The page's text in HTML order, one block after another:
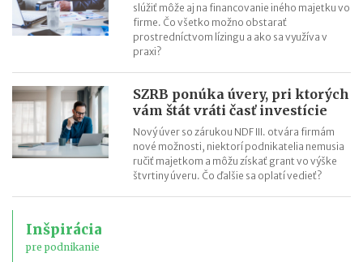
slúžiť môže aj na financovanie iného majetku vo
firme. Čo všetko možno obstarať
prostredníctvom lízingu a ako sa využíva v
praxi?
SZRB ponúka úvery, pri ktorých
vám štát vráti časť investície
Nový úver so zárukou NDF III. otvára firmám
nové možnosti, niektorí podnikatelia nemusia
ručiť majetkom a môžu získať grant vo výške
štvrtiny úveru. Čo ďalšie sa oplatí vedieť?
Inšpirácia
pre podnikanie